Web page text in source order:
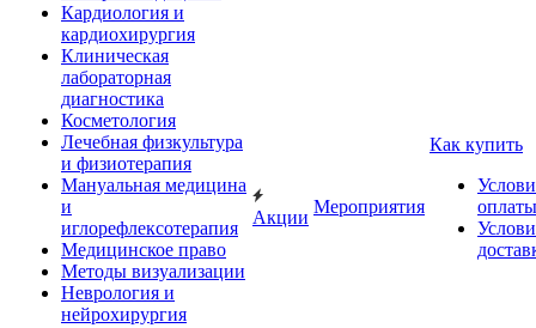
Кардиология и
кардиохирургия
Клиническая
лабораторная
диагностика
Косметология
Лечебная физкультура
и физиотерапия
Мануальная медицина
и
иглорефлексотерапия
Медицинское право
Методы визуализации
Неврология и
нейрохирургия
Акции
Мероприятия
Как купить
оплаты